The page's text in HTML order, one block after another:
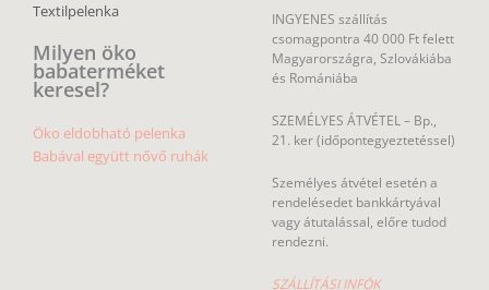
Textilpelenka
Milyen öko
babaterméket
keresel?
Öko eldobható pelenka
Babával együtt nővő ruhák
INGYENES szállítás
csomagpontra 40 000 Ft felett
Magyarországra, Szlovákiába
és Romániába
SZEMÉLYES ÁTVÉTEL – Bp.,
21. ker (időpontegyeztetéssel)
Személyes átvétel esetén a
rendelésedet bankkártyával
vagy átutalással, előre tudod
rendezni.
SZÁLLÍTÁSI INFÓK